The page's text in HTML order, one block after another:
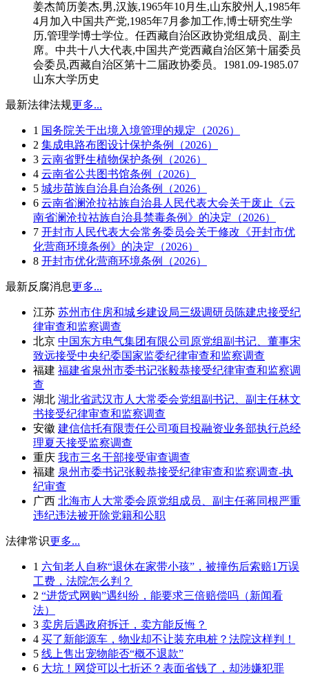
姜杰简历姜杰,男,汉族,1965年10月生,山东胶州人,1985年
4月加入中国共产党,1985年7月参加工作,博士研究生学
历,管理学博士学位。任西藏自治区政协党组成员、副主
席。中共十八大代表,中国共产党西藏自治区第十届委员
会委员,西藏自治区第十二届政协委员。1981.09-1985.07
山东大学历史
最新法律法规更多...
1 国务院关于出境入境管理的规定（2026）
2 集成电路布图设计保护条例（2026）
3 云南省野生植物保护条例（2026）
4 云南省公共图书馆条例（2026）
5 城步苗族自治县自治条例（2026）
6 云南省澜沧拉祜族自治县人民代表大会关于废止《云
南省澜沧拉祜族自治县禁毒条例》的决定（2026）
7 开封市人民代表大会常务委员会关于修改《开封市优
化营商环境条例》的决定（2026）
8 开封市优化营商环境条例（2026）
最新反腐消息更多...
江苏 苏州市住房和城乡建设局三级调研员陈建忠接受纪
律审查和监察调查
北京 中国东方电气集团有限公司原党组副书记、董事宋
致远接受中央纪委国家监委纪律审查和监察调查
福建 福建省泉州市委书记张毅恭接受纪律审查和监察调
查
湖北 湖北省武汉市人大常委会党组副书记、副主任林文
书接受纪律审查和监察调查
安徽 建信信托有限责任公司项目投融资业务部执行总经
理夏天接受监察调查
重庆 我市三名干部接受审查调查
福建 泉州市委书记张毅恭接受纪律审查和监察调查-执
纪审查
广西 北海市人大常委会原党组成员、副主任蒋同根严重
违纪违法被开除党籍和公职
法律常识更多...
1 六旬老人自称“退休在家带小孩”，被撞伤后索赔1万误
工费，法院怎么判？
2 “进货式网购”遇纠纷，能要求三倍赔偿吗（新闻看
法）
3 卖房后遇政府拆迁，卖方能反悔？
4 买了新能源车，物业却不让装充电桩？法院这样判！
5 线上售出宠物能否“概不退款”
6 大坑！网贷可以七折还？表面省钱了，却涉嫌犯罪